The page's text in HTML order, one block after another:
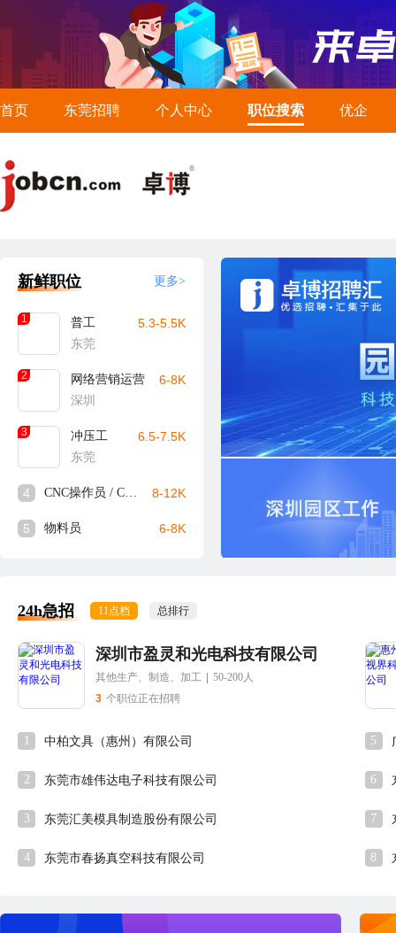
首页 东莞招聘 个人中心 职位搜索 优企
新鲜职位 更多>
1
普工
东莞
5.3-5.5K
2
网络营销运营
深圳
6-8K
3
冲压工
东莞
6.5-7.5K
4 CNC操作员 / CNC师傅 8-12K
5 物料员 6-8K
24h急招 11点档 总排行
深圳市盈灵和光电科技有限公司
其他生产、制造、加工
50-200人
3 个职位正在招聘
1 中柏文具（惠州）有限公司
2 东莞市雄伟达电子科技有限公司
3 东莞汇美模具制造股份有限公司
4 东莞市春扬真空科技有限公司
5
6
7
8